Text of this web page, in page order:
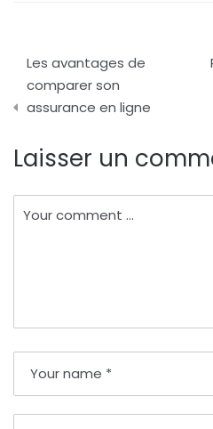
Navigation
de
l’article
Les avantages de
comparer son
assurance en ligne
Laisser un